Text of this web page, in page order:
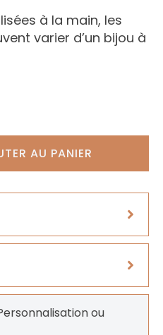
à la main, les
varier d’un bijou à
AU PANIER
ou